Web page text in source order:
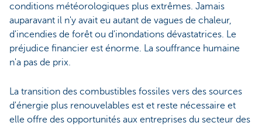
conditions météorologiques plus extrêmes. Jamais
auparavant il n'y avait eu autant de vagues de chaleur,
d'incendies de forêt ou d'inondations dévastatrices. Le
préjudice financier est énorme. La souffrance humaine
n'a pas de prix.
La transition des combustibles fossiles vers des sources
d'énergie plus renouvelables est et reste nécessaire et
elle offre des opportunités aux entreprises du secteur des